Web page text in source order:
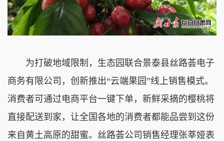
为打破地域限制，生态园联合景泰县丝路荟电子
商务有限公司，创新推出“云端果园”线上销售模式。
消费者可通过电商平台一键下单，新鲜采摘的樱桃将
直接配送到家，让全国各地的消费者都能品尝到这份
来自黄土高原的甜蜜。丝路荟公司销售经理张莘娅表